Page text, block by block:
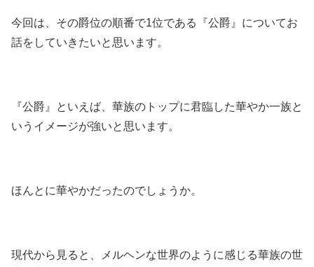
今回は、その爵位の順番で1位である『公爵』についてお
話をしていきたいと思います。
『公爵』といえば、華族のトップに君臨した華やか一族と
いうイメージが強いと思います。
ほんとに華やかだったのでしょうか。
現代から見ると、メルヘンな世界のように感じる華族の世